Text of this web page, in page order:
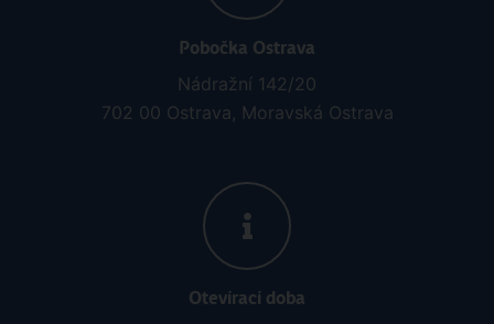
Pobočka Ostrava
Nádražní 142/20
702 00 Ostrava, Moravská Ostrava
Otevírací doba